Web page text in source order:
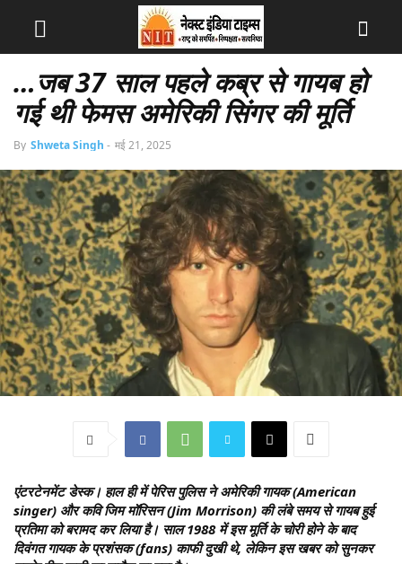
…जब 37 साल पहले कब्र से गायब हो
गई थी फेमस अमेरिकी सिंगर की मूर्ति
By Shweta Singh - मई 21, 2025
एंटरटेनमेंट डेस्क। हाल ही में पेरिस पुलिस ने अमेरिकी गायक (American
singer) और कवि जिम मॉरिसन (Jim Morrison) की लंबे समय से गायब हुई
प्रतिमा को बरामद कर लिया है। साल 1988 में इस मूर्ति के चोरी होने के बाद
दिवंगत गायक के प्रशंसक (fans) काफी दुखी थे, लेकिन इस खबर को सुनकर